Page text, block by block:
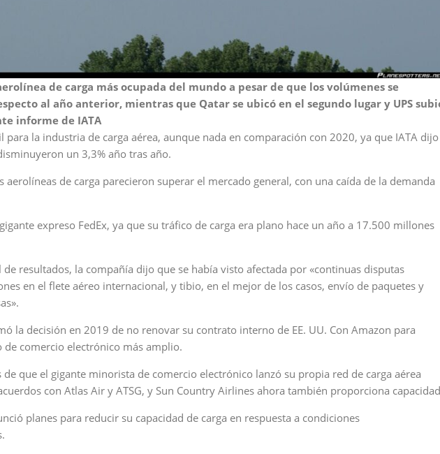
de carga más ocupada del mundo a pesar de que los volúmenes se
al año anterior, mientras que Qatar se ubicó en el segundo lugar y UPS
informe de IATA
para la industria de carga aérea, aunque nada en comparación con 2020, ya que IATA dijo
un 3,3% año tras año.
aerolíneas de carga parecieron superar el mercado general, con una caída de la demanda
expreso FedEx, ya que su tráfico de carga era plano hace un año a 17.500 millones
resultados, la compañía dijo que se había visto afectada por «continuas disputas
en el flete aéreo internacional, y tibio, en el mejor de los casos, envío de paquetes y
la decisión en 2019 de no renovar su contrato interno de EE. UU. Con Amazon para
de comercio electrónico más amplio.
que el gigante minorista de comercio electrónico lanzó su propia red de carga aérea
con Atlas Air y ATSG, y Sun Country Airlines ahora también proporciona
planes para reducir su capacidad de carga en respuesta a condiciones